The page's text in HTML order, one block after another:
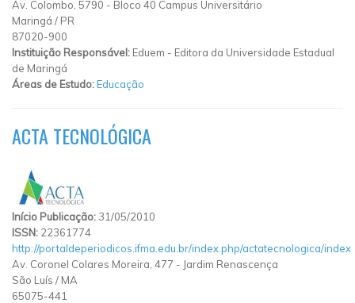
Av. Colombo, 5790 - Bloco 40 Campus Universitário
Maringá / PR
87020-900
Instituição Responsável: Eduem - Editora da Universidade Estadual
de Maringá
Áreas de Estudo:Educação
ACTA TECNOLÓGICA
Início Publicação: 31/05/2010
ISSN: 22361774
http://portaldeperiodicos.ifma.edu.br/index.php/actatecnologica/index
Av. Coronel Colares Moreira, 477 - Jardim Renascença
São Luís / MA
65075-441